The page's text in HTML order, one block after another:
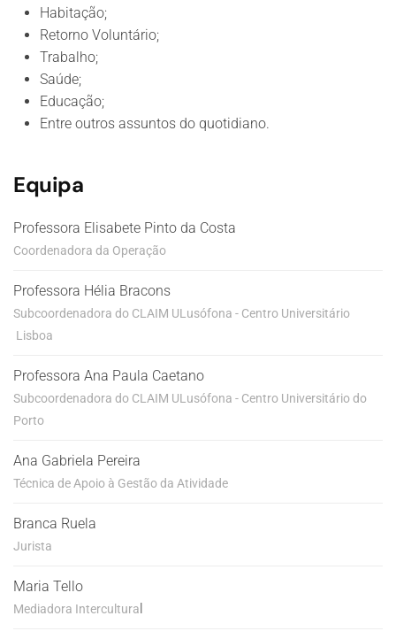
Habitação;
Retorno Voluntário;
Trabalho;
Saúde;
Educação;
Entre outros assuntos do quotidiano.
Equipa
Professora Elisabete Pinto da Costa
Coordenadora da Operação
Professora Hélia Bracons
Subcoordenadora do CLAIM ULusófona - Centro Universitário
Lisboa
Professora Ana Paula Caetano
Subcoordenadora do CLAIM ULusófona - Centro Universitário do
Porto
Ana Gabriela Pereira
Técnica de Apoio à Gestão da Atividade
Branca Ruela
Jurista
Maria Tello
Mediadora Intercultural